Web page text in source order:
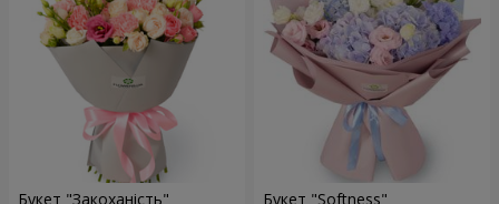
Букет "Закоханість" Букет "Softness"